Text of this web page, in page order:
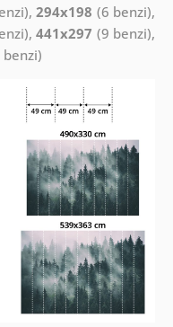
294x198 (6 benzi),
441x297 (9 benzi),
benzi)